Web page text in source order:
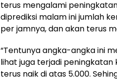
terus mengalami
diprediksi malam ini jumlah
per jamnya, dan akan terus
“Tentunya angka-angka ini
lihat juga terjadi peningkatan
terus naik di atas 5.000.